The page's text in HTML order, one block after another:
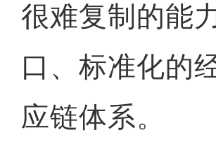
很难复制的能
口、标准化的
应链体系。